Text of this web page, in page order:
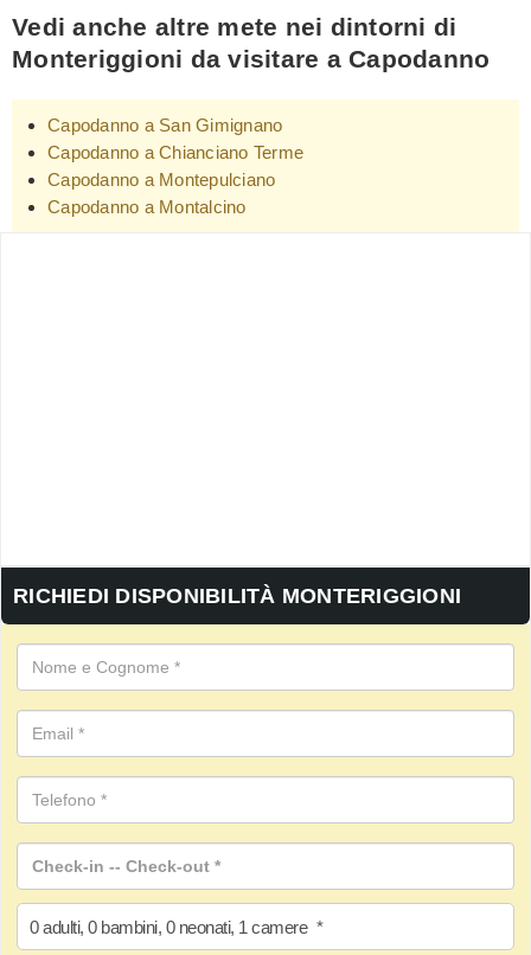
Vedi anche altre mete nei dintorni di
Monteriggioni da visitare a Capodanno
Capodanno a San Gimignano
Capodanno a Chianciano Terme
Capodanno a Montepulciano
Capodanno a Montalcino
RICHIEDI DISPONIBILITÀ MONTERIGGIONI
0 adulti, 0 bambini, 0 neonati, 1 camere *